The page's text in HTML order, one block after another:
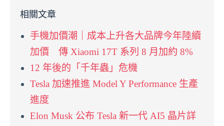
相關文章
手機加價潮｜成本上升各大品牌今年陸續
加價 傳 Xiaomi 17T 系列 8 月加約 8%
12 年後的「千年蟲」危機
Tesla 加速推進 Model Y Performance 生產
進度
Elon Musk 公布 Tesla 新一代 AI5 晶片詳